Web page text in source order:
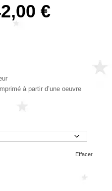
€
à partir d’une oeuvre
Effacer